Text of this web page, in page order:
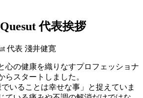
代表挨拶
心の健康を織りなすプロフェッショナ
らスタートしました。
いることは幸せな事」と捉えていま